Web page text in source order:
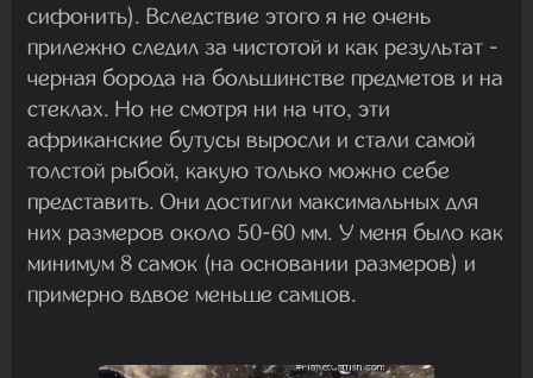
сифонить). Вследствие этого я не очень
прилежно следил за чистотой и как результат -
черная борода на большинстве предметов и на
стеклах. Но не смотря ни на что, эти
африканские бутусы выросли и стали самой
толстой рыбой, какую только можно себе
представить. Они достигли максимальных для
них размеров около 50-60 мм. У меня было как
минимум 8 самок (на основании размеров) и
примерно вдвое меньше самцов.